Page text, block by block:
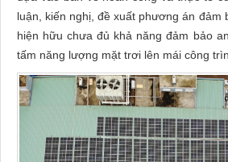
luận, kiến nghị, đề xuất phương án đảm
hiện hữu chưa đủ khả năng đảm bảo
tấm năng lượng mặt trơi lên mái công